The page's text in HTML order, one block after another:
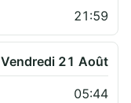
21:59
Vendredi 21 Août
05:44